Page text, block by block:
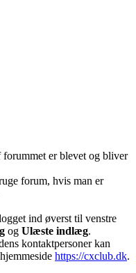
er blevet og bliver
forum, hvis man er
ind øverst til venstre
og Ulæste indlæg.
kontaktpersoner kan
https://cxclub.dk.